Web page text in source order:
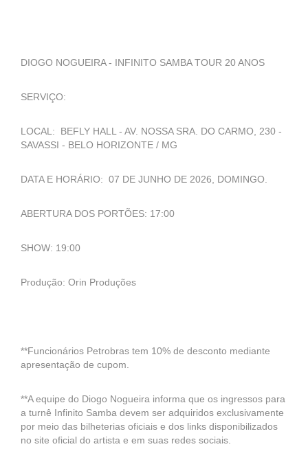
DIOGO NOGUEIRA - INFINITO SAMBA TOUR 20 ANOS
SERVIÇO:
LOCAL: BEFLY HALL - AV. NOSSA SRA. DO CARMO, 230 -
SAVASSI - BELO HORIZONTE / MG
DATA E HORÁRIO: 07 DE JUNHO DE 2026, DOMINGO.
ABERTURA DOS PORTÕES: 17:00
SHOW: 19:00
Produção: Orin Produções
**Funcionários Petrobras tem 10% de desconto mediante
apresentação de cupom.
**A equipe do Diogo Nogueira informa que os ingressos para
a turnê Infinito Samba devem ser adquiridos exclusivamente
por meio das bilheterias oficiais e dos links disponibilizados
no site oficial do artista e em suas redes sociais.